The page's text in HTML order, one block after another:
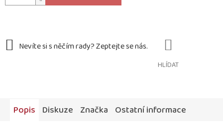
HLÍDAT
Popis Diskuze Značka Ostatní informace